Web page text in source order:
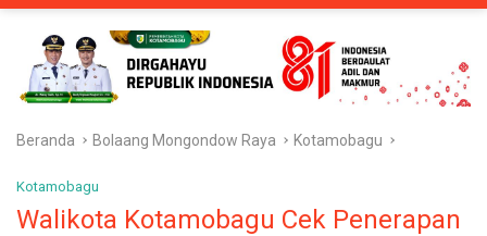
Beranda Bolaang Mongondow Raya Kotamobagu
Kotamobagu
Walikota Kotamobagu Cek Penerapan